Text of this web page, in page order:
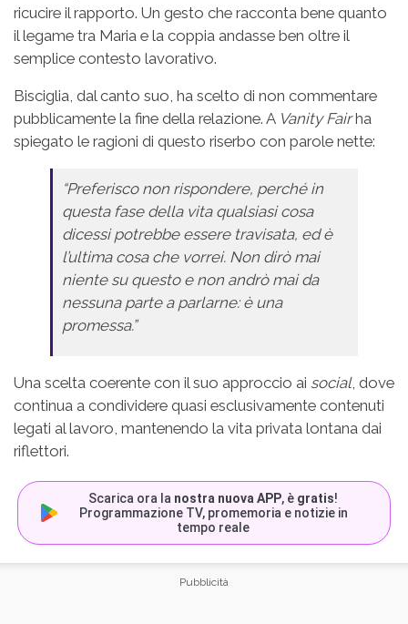
ricucire il rapporto. Un gesto che racconta bene quanto
il legame tra Maria e la coppia andasse ben oltre il
semplice contesto lavorativo.
Bisciglia, dal canto suo, ha scelto di non commentare
pubblicamente la fine della relazione. A Vanity Fairha
spiegato le ragioni di questo riserbo con parole nette:
“Preferisco non rispondere, perché in
questa fase della vita qualsiasi cosa
dicessi potrebbe essere travisata, ed è
l’ultima cosa che vorrei. Non dirò mai
niente su questo e non andrò mai da
nessuna parte a parlarne: è una
promessa.”
Una scelta coerente con il suo approccio ai social, dove
continua a condividere quasi esclusivamente contenuti
legati al lavoro, mantenendo la vita privata lontana dai
riflettori.
Scarica ora la nostra nuova APP, è gratis!
Programmazione TV, promemoria e notizie in
tempo reale